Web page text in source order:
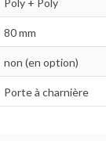
80 mm
non (en option)
Porte à charnière